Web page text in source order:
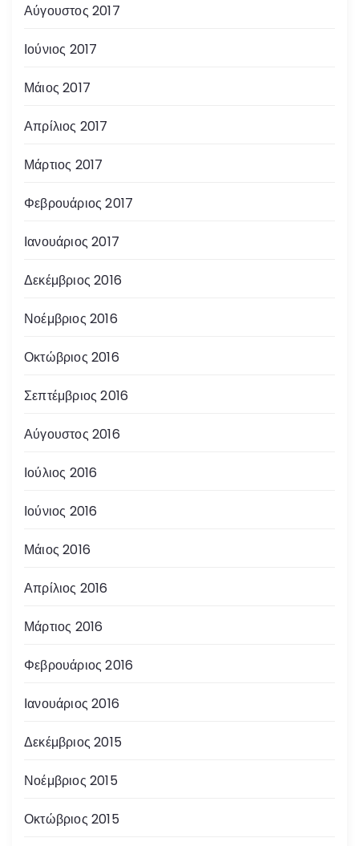
Αύγουστος 2017
Ιούνιος 2017
Μάιος 2017
Απρίλιος 2017
Μάρτιος 2017
Φεβρουάριος 2017
Ιανουάριος 2017
Δεκέμβριος 2016
Νοέμβριος 2016
Οκτώβριος 2016
Σεπτέμβριος 2016
Αύγουστος 2016
Ιούλιος 2016
Ιούνιος 2016
Μάιος 2016
Απρίλιος 2016
Μάρτιος 2016
Φεβρουάριος 2016
Ιανουάριος 2016
Δεκέμβριος 2015
Νοέμβριος 2015
Οκτώβριος 2015